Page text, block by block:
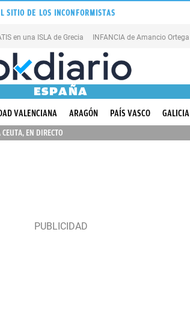
SITIO DE LOS INCONFORMISTAS
en una ISLA de Grecia INFANCIA de Amancio Ortega
ESPAÑA
VALENCIANA ARAGÓN PAÍS VASCO GALICIA
EN DIRECTO